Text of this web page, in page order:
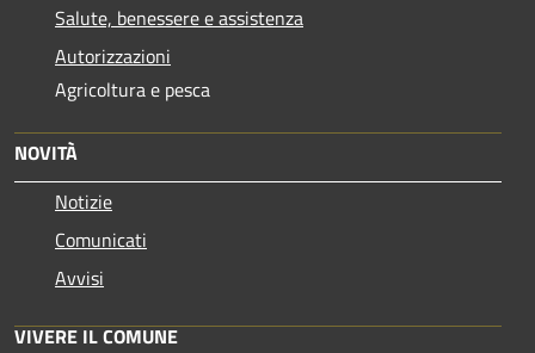
Salute, benessere e assistenza
Autorizzazioni
Agricoltura e pesca
NOVITÀ
Notizie
Comunicati
Avvisi
VIVERE IL COMUNE